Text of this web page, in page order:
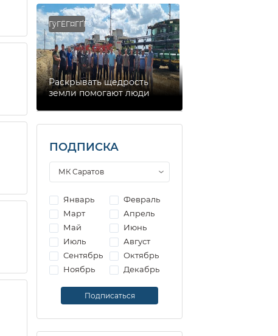
ГўГЁГ¤ГҐГ®
Раскрывать щедрость
земли помогают люди
ПОДПИСКА
Январь
Февраль
Март
Апрель
Май
Июнь
Июль
Август
Сентябрь
Октябрь
Ноябрь
Декабрь